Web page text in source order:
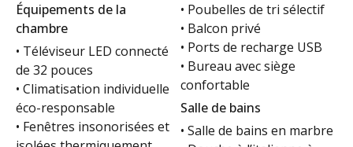
Équipements de la
chambre
• Téléviseur LED connecté
de 32 pouces
• Climatisation individuelle
éco-responsable
• Fenêtres insonorisées et
• Poubelles de tri sélectif
• Balcon privé
• Ports de recharge USB
• Bureau avec siège
confortable
Salle de bains
• Salle de bains en marbre